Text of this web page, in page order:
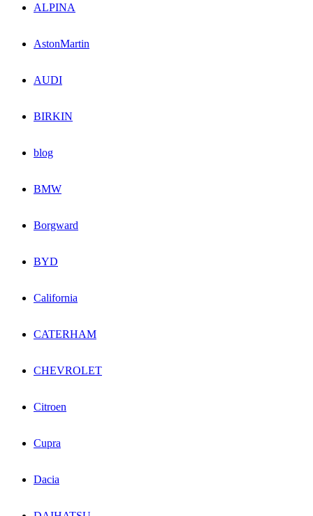
ALPINA
AstonMartin
AUDI
BIRKIN
blog
BMW
Borgward
BYD
California
CATERHAM
CHEVROLET
Citroen
Cupra
Dacia